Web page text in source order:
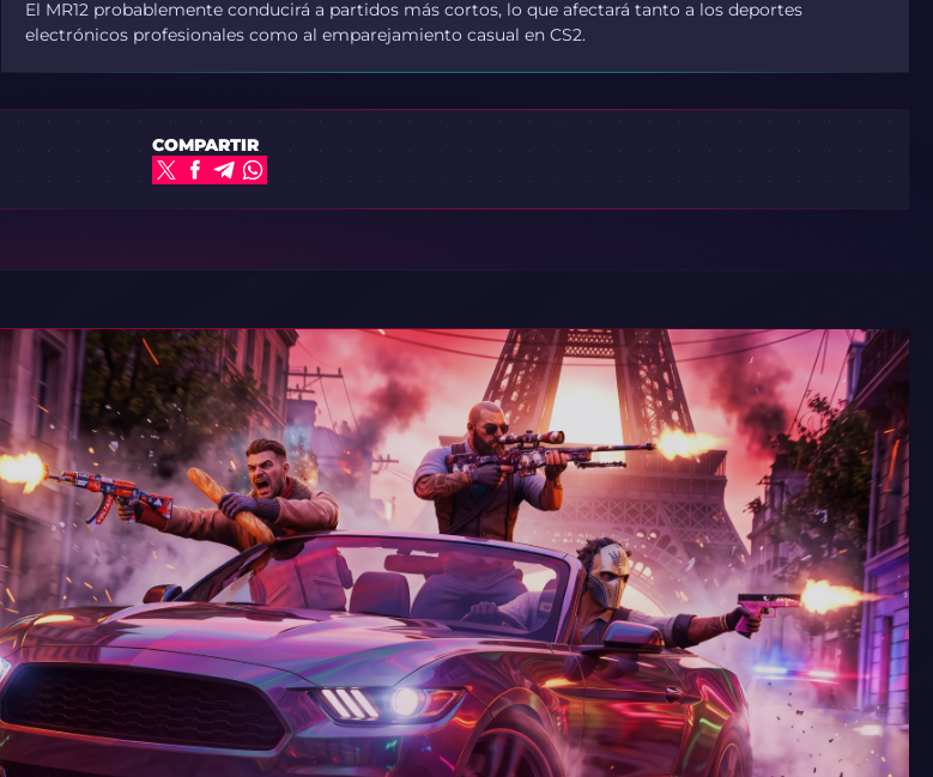
El MR12 probablemente conducirá a partidos más cortos, lo que afectará tanto a los deportes
electrónicos profesionales como al emparejamiento casual en CS2.
COMPARTIR